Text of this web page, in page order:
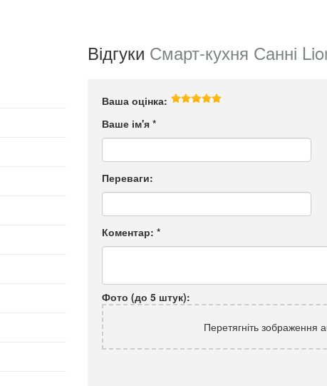
Відгуки Смарт-кухня Санні
Ваша оцінка:
Ваше ім'я *
Переваги:
Коментар: *
Фото (до 5 штук):
Перетягніть зображення